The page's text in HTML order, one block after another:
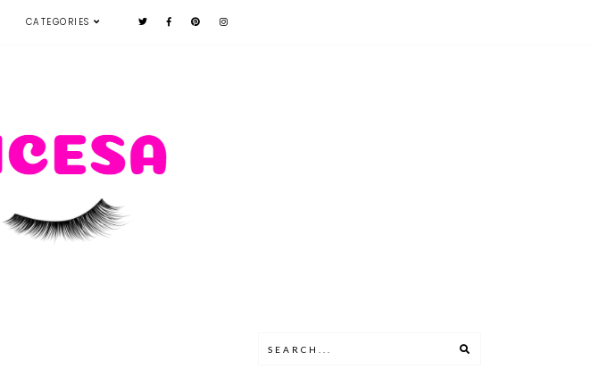
CATEGORIES